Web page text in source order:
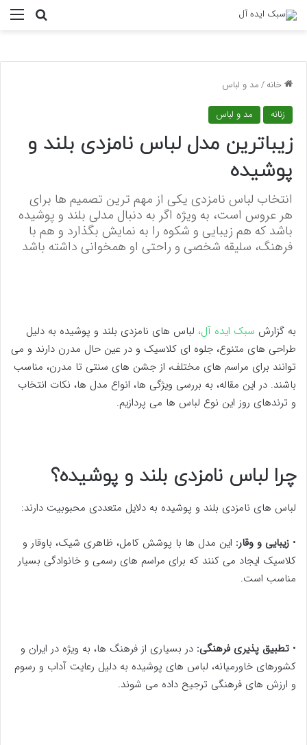
خانه/مد و لباس
زنانه مد و لباس
زیباترین مدل لباس نامزدی بلند و
پوشیده
انتخاب لباس نامزدی یکی از مهم ترین تصمیم ها برای
هر عروس است، به ویژه اگر به دنبال مدلی بلند و پوشیده
باشد که هم زیبایی و شکوه را به نمایش بگذارد و هم با
فرهنگ، سلیقه شخصی و راحتی او همخوانی داشته باشد
به گزارش سبک ایده آل، لباس های نامزدی بلند و پوشیده به دلیل
طراحی های متنوع، جلوه ای کلاسیک و در عین حال مدرن دارند و می
توانند برای مراسم های مختلف، از جشن های سنتی تا مدرن، مناسب
باشند. در این مقاله، به بررسی ویژگی ها، انواع مدل ها، نکات انتخاب
و ترندهای روز این نوع لباس ها می پردازیم.
چرا لباس نامزدی بلند و پوشیده؟
لباس های نامزدی بلند و پوشیده به دلایل متعددی محبوبیت دارند:
• زیبایی و وقار: این مدل ها با پوشش کامل، ظاهری شیک، باوقار و
کلاسیک ایجاد می کنند که برای مراسم های رسمی و خانوادگی بسیار
مناسب است.
• تطبیق پذیری فرهنگی: در بسیاری از فرهنگ ها، به ویژه در ایران و
کشورهای خاورمیانه، لباس های پوشیده به دلیل رعایت آداب و رسوم
و ارزش های فرهنگی ترجیح داده می شوند.